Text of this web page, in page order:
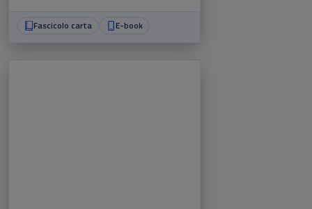
Fascicolo carta E-book